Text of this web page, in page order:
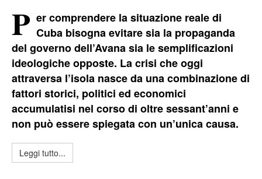
P er comprendere la situazione reale di
Cuba bisogna evitare sia la propaganda
del governo dell’Avana sia le semplificazioni
ideologiche opposte. La crisi che oggi
attraversa l’isola nasce da una combinazione di
fattori storici, politici ed economici
accumulatisi nel corso di oltre sessant’anni e
non può essere spiegata con un’unica causa.
Leggi tutto...